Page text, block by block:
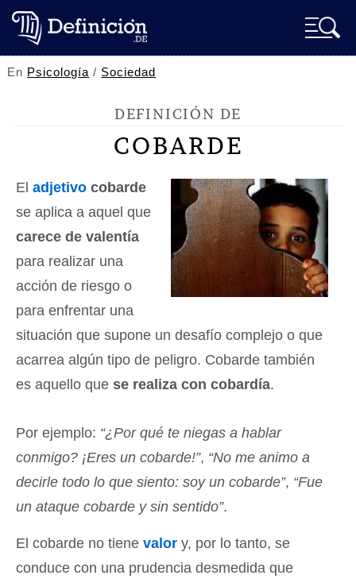
En Psicología / Sociedad
DEFINICIÓN DE
COBARDE
El adjetivo cobarde
se aplica a aquel que
carece de valentía
para realizar una
acción de riesgo o
para enfrentar una
situación que supone un desafío complejo o que
acarrea algún tipo de peligro. Cobarde también
es aquello que se realiza con cobardía.
Por ejemplo: “¿Por qué te niegas a hablar
conmigo? ¡Eres un cobarde!”, “No me animo a
decirle todo lo que siento: soy un cobarde”, “Fue
un ataque cobarde y sin sentido”.
El cobarde no tiene valor y, por lo tanto, se
conduce con una prudencia desmedida que